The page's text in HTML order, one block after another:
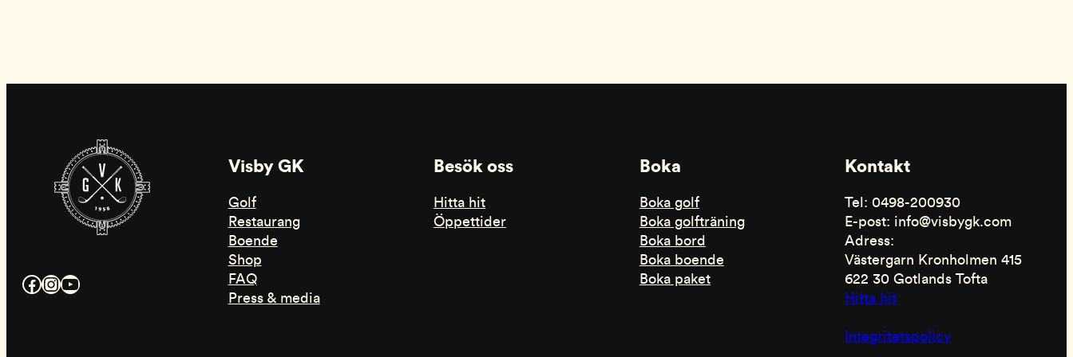
Facebook InstagramYouTube
Visby GK
Golf
Restaurang
Boende
Shop
FAQ
Press & media
Besök oss
Hitta hit
Öppettider
Boka
Boka golf
Boka golfträning
Boka bord
Boka boende
Boka paket
Kontakt
Tel: 0498-200930
E-post: info@visbygk.com
Adress:
Västergarn Kronholmen 415
622 30 Gotlands Tofta
Hitta hit
Integritetspolicy